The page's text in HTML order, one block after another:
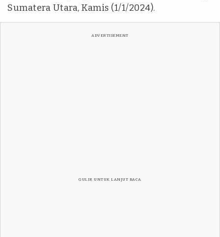
Sumatera Utara, Kamis (1/1/2024).
ADVERTISEMENT
GULIR UNTUK LANJUT BACA